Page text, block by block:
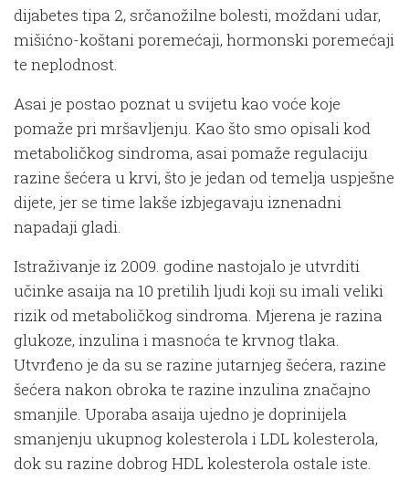
dijabetes tipa 2, srčanožilne bolesti, moždani udar,
mišićno-koštani poremećaji, hormonski poremećaji
te neplodnost.
Asai je postao poznat u svijetu kao voće koje
pomaže pri mršavljenju. Kao što smo opisali kod
metaboličkog sindroma, asai pomaže regulaciju
razine šećera u krvi, što je jedan od temelja uspješne
dijete, jer se time lakše izbjegavaju iznenadni
napadaji gladi.
Istraživanje iz 2009. godine nastojalo je utvrditi
učinke asaija na 10 pretilih ljudi koji su imali veliki
rizik od metaboličkog sindroma. Mjerena je razina
glukoze, inzulina i masnoća te krvnog tlaka.
Utvrđeno je da su se razine jutarnjeg šećera, razine
šećera nakon obroka te razine inzulina značajno
smanjile. Uporaba asaija ujedno je doprinijela
smanjenju ukupnog kolesterola i LDL kolesterola,
dok su razine dobrog HDL kolesterola ostale iste.